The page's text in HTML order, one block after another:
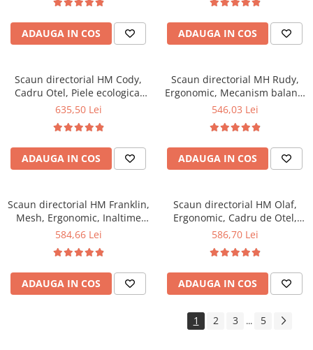
balansare, 102kg, 115x59x50
cm, Negru
ADAUGA IN COS ADAUGA IN COS
Scaun directorial HM Cody,
Cadru Otel, Piele ecologica,
Inaltime ajustabila, Mecanism
119x64x65cm, Maro
635,50 Lei
ADAUGA IN COS
Scaun directorial MH Rudy,
Ergonomic, Mecanism balans,
Piele ecologica, Confort sporit,
Maro
546,03 Lei
ADAUGA IN COS
Scaun directorial HM Franklin,
Mesh, Ergonomic, Inaltime
ajustabila, Mecanism
Multiblock, Cu tetiera, 136 kg,
124x60x65 cm, Gri
584,66 Lei
ADAUGA IN COS
Scaun directorial HM Olaf,
Ergonomic, Cadru de Otel,
Stofa, Inaltime ajustabila,
tetiera, 120 kg, 121x58x59 cm,
Gri
586,70 Lei
ADAUGA IN COS
1 2 3 ... 5